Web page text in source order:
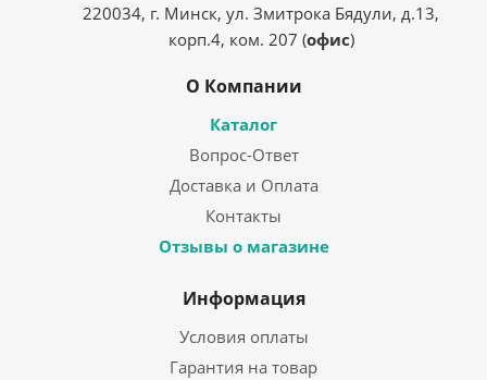
220034, г. Минск, ул. Змитрока Бядули, д.13,
корп.4, ком. 207 (офис)
О Компании
Каталог
Вопрос-Ответ
Доставка и Оплата
Контакты
Отзывы о магазине
Информация
Условия оплаты
Гарантия на товар